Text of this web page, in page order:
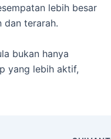
lebih besar
dan terarah.
bukan hanya
yang lebih aktif,